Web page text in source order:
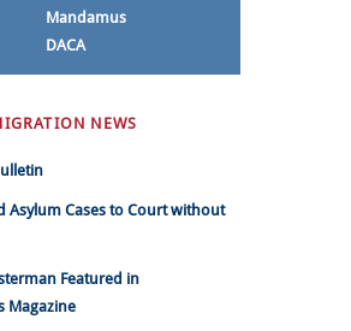
Mandamus
DACA
NEWS
Asylum Cases to Court without
Featured in
Magazine